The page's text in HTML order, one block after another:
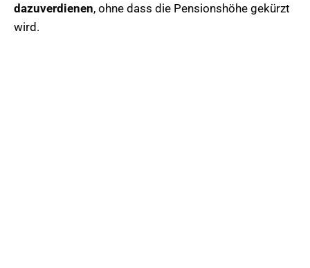
dazuverdienen, ohne dass die Pensionshöhe gekürzt
wird.